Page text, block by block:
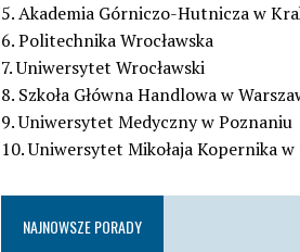
5. Akademia Górniczo-Hutnicza w
6. Politechnika Wrocławska
7. Uniwersytet Wrocławski
8. Szkoła Główna Handlowa w
9. Uniwersytet Medyczny w Poznaniu
10. Uniwersytet Mikołaja Kopernika
NAJNOWSZE PORADY